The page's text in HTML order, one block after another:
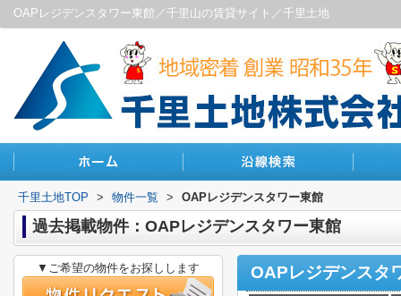
OAPレジデンスタワー東館／千里山の賃貸サイト／千里土地
千里土地TOP > 物件一覧 > OAPレジデンスタワー東館
過去掲載物件：OAPレジデンスタワー東館
OAPレジデンスタ
▼ご希望の物件をお探しします